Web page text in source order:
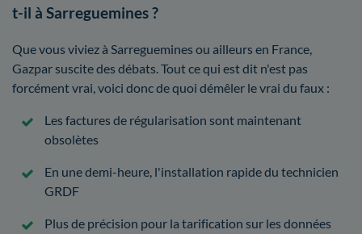
t-il à Sarreguemines ?
Que vous viviez à Sarreguemines ou ailleurs en France,
Gazpar suscite des débats. Tout ce qui est dit n'est pas
forcément vrai, voici donc de quoi démêler le vrai du faux :
Les factures de régularisation sont maintenant
obsolètes
En une demi-heure, l'installation rapide du technicien
GRDF
Plus de précision pour la tarification sur les données